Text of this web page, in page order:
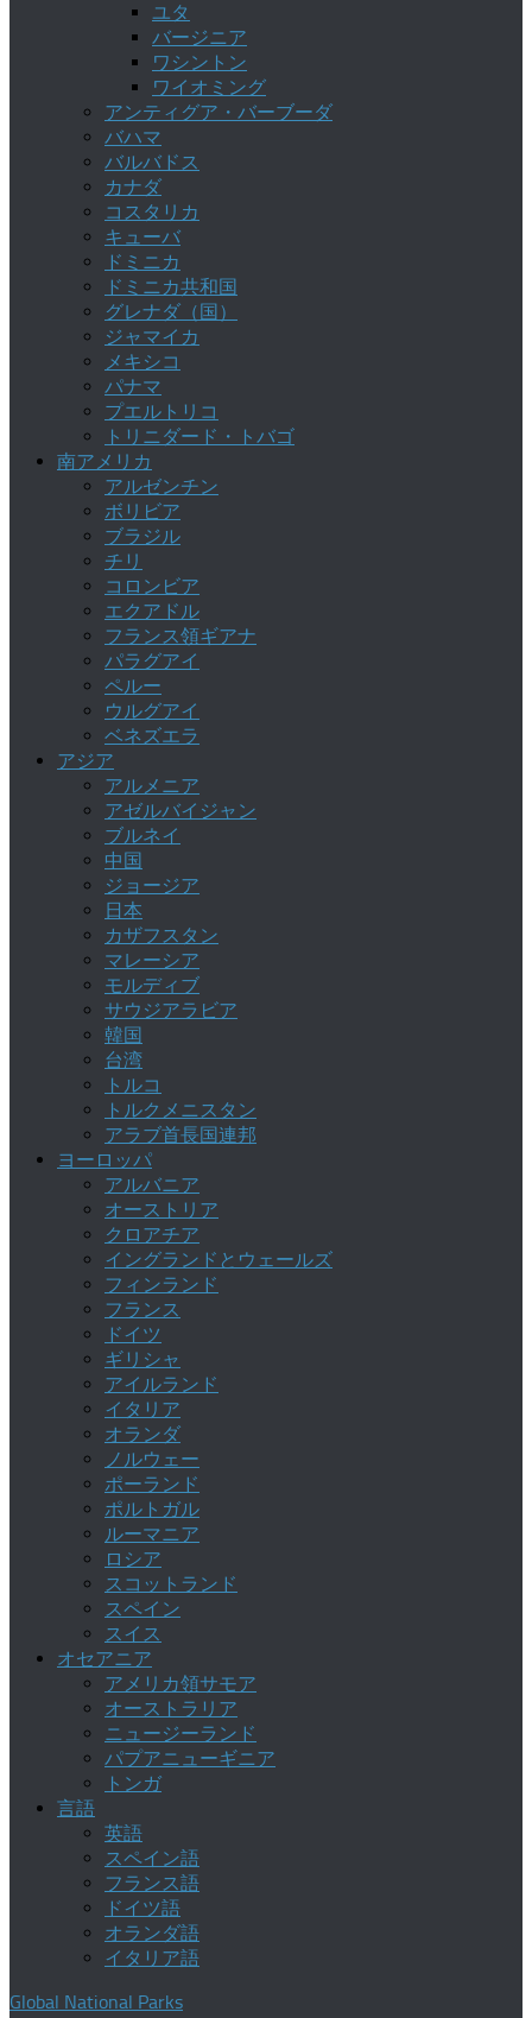
ユタ
バージニア
ワシントン
ワイオミング
アンティグア・バーブーダ
バハマ
バルバドス
カナダ
コスタリカ
キューバ
ドミニカ
ドミニカ共和国
グレナダ（国）
ジャマイカ
メキシコ
パナマ
プエルトリコ
トリニダード・トバゴ
南アメリカ
アルゼンチン
ボリビア
ブラジル
チリ
コロンビア
エクアドル
フランス領ギアナ
パラグアイ
ペルー
ウルグアイ
ベネズエラ
アジア
アルメニア
アゼルバイジャン
ブルネイ
中国
ジョージア
日本
カザフスタン
マレーシア
モルディブ
サウジアラビア
韓国
台湾
トルコ
トルクメニスタン
アラブ首長国連邦
ヨーロッパ
アルバニア
オーストリア
クロアチア
イングランドとウェールズ
フィンランド
フランス
ドイツ
ギリシャ
アイルランド
イタリア
オランダ
ノルウェー
ポーランド
ポルトガル
ルーマニア
ロシア
スコットランド
スペイン
スイス
オセアニア
アメリカ領サモア
オーストラリア
ニュージーランド
パプアニューギニア
トンガ
言語
英語
スペイン語
フランス語
ドイツ語
オランダ語
イタリア語
Global National Parks